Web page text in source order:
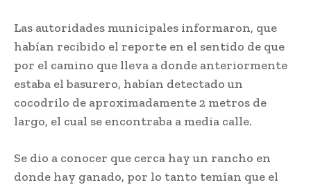
Las autoridades municipales informaron, que
habían recibido el reporte en el sentido de que
por el camino que lleva a donde anteriormente
estaba el basurero, habían detectado un
cocodrilo de aproximadamente 2 metros de
largo, el cual se encontraba a media calle.
Se dio a conocer que cerca hay un rancho en
donde hay ganado, por lo tanto temían que el